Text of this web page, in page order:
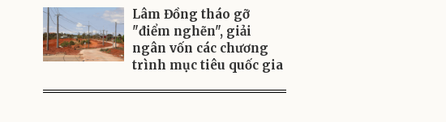
Lâm Đồng tháo gỡ
"điểm nghẽn", giải
ngân vốn các chương
trình mục tiêu quốc gia